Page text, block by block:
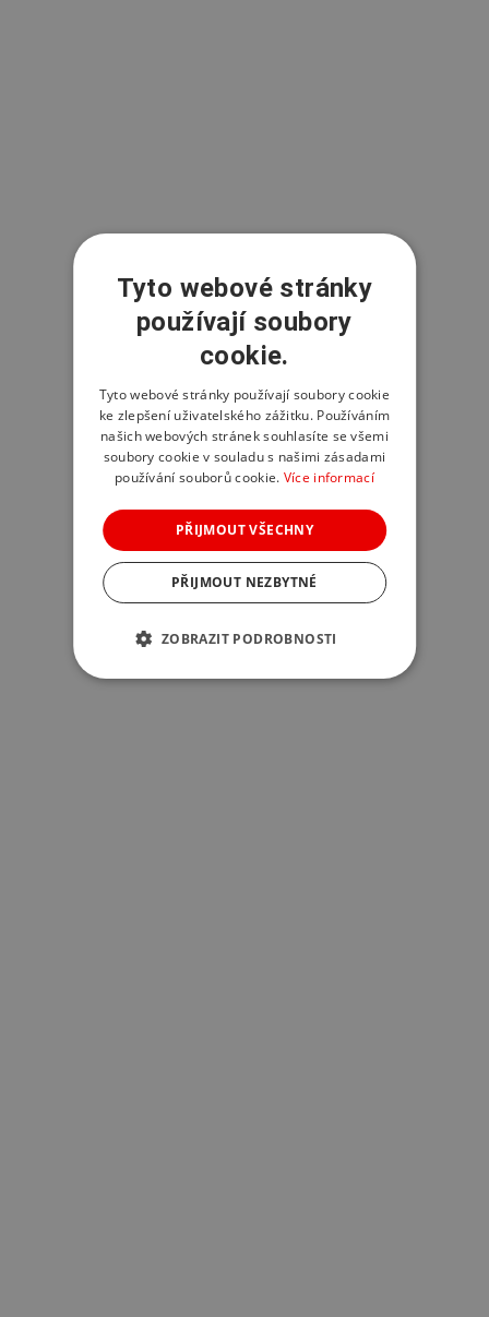
Tyto webové stránky
používají soubory
cookie.
Tyto webové stránky používají soubory cookie
ke zlepšení uživatelského zážitku. Používáním
našich webových stránek souhlasíte se všemi
soubory cookie v souladu s našimi zásadami
používání souborů cookie. Více informací
PŘIJMOUT VŠECHNY
PŘIJMOUT NEZBYTNÉ
ZOBRAZIT PODROBNOSTI